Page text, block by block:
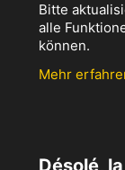
Bitte
alle
können.
Mehr
Désolé,